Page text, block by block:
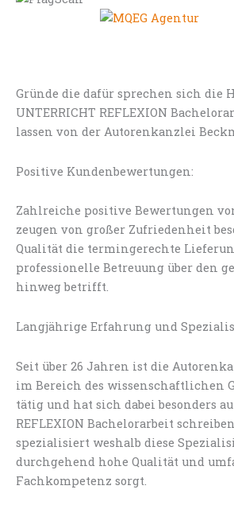
Gründe die dafür sprechen sich die
UNTERRICHT REFLEXION
lassen von der Autorenkanzlei
Positive Kundenbewertungen:
Zahlreiche positive Bewertungen
zeugen von großer Zufriedenheit
Qualität die termingerechte
professionelle Betreuung über den
hinweg betrifft.
Langjährige Erfahrung und
Seit über 26 Jahren ist die
im Bereich des wissenschaftlichen
tätig und hat sich dabei besonders
REFLEXION Bachelorarbeit
spezialisiert weshalb diese
durchgehend hohe Qualität und
Fachkompetenz sorgt.